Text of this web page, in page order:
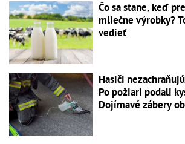
Čo sa stane, keď
mliečne výrobky?
vedieť
Hasiči
Po požiari podali
Dojímavé zábery